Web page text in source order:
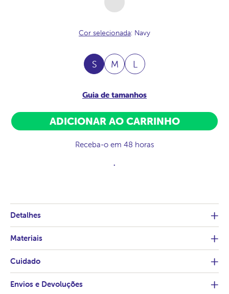
White
Cor selecionada: Navy
S M L
Guia de tamanhos
ADICIONAR AO CARRINHO
Receba-o em 48 horas
.
Detalhes
Materiais
Cuidado
Envios e Devoluções